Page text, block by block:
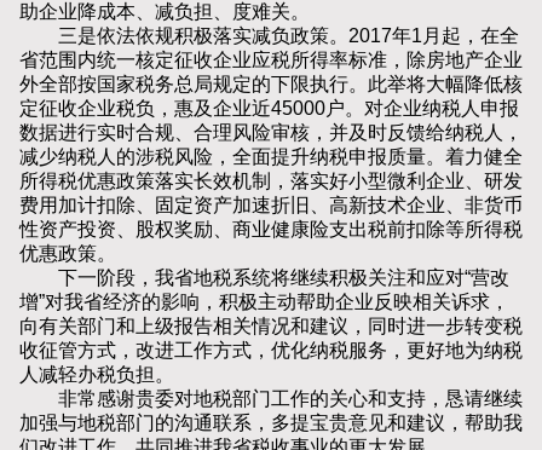
助企业降成本、减负担、度难关。
三是依法依规积极落实减负政策。2017年1月起，在全
省范围内统一核定征收企业应税所得率标准，除房地产企业
外全部按国家税务总局规定的下限执行。此举将大幅降低核
定征收企业税负，惠及企业近45000户。对企业纳税人申报
数据进行实时合规、合理风险审核，并及时反馈给纳税人，
减少纳税人的涉税风险，全面提升纳税申报质量。着力健全
所得税优惠政策落实长效机制，落实好小型微利企业、研发
费用加计扣除、固定资产加速折旧、高新技术企业、非货币
性资产投资、股权奖励、商业健康险支出税前扣除等所得税
优惠政策。
下一阶段，我省地税系统将继续积极关注和应对“营改
增”对我省经济的影响，积极主动帮助企业反映相关诉求，
向有关部门和上级报告相关情况和建议，同时进一步转变税
收征管方式，改进工作方式，优化纳税服务，更好地为纳税
人减轻办税负担。
非常感谢贵委对地税部门工作的关心和支持，恳请继续
加强与地税部门的沟通联系，多提宝贵意见和建议，帮助我